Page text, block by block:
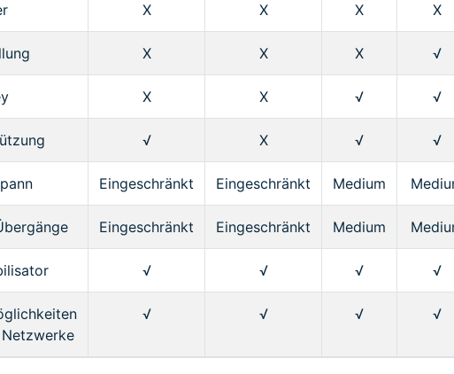
X X X X
X X X √
X X √ √
√ X √ √
Eingeschränkt Eingeschränkt Medium
Eingeschränkt Eingeschränkt Medium
√ √ √ √
√ √ √ √